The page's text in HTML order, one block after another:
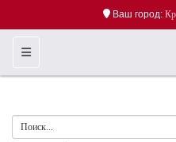
Ваш город:
Toggle Navigation